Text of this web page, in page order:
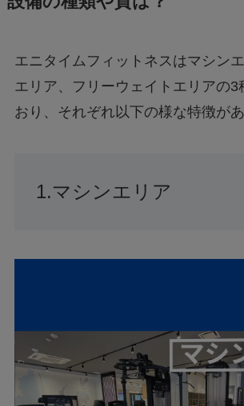
エニタイムフィットネスはマシン
エリア、フリーウェイトエリアの3
おり、それぞれ以下の様な特徴があ
1.マシンエリア